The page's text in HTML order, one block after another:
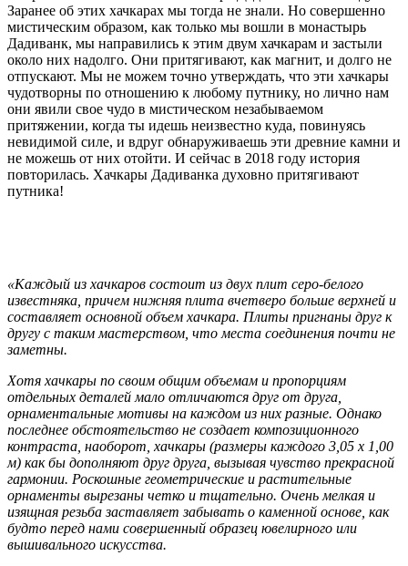
Заранее об этих хачкарах мы тогда не знали. Но совершенно
мистическим образом, как только мы вошли в монастырь
Дадиванк, мы направились к этим двум хачкарам и застыли
около них надолго. Они притягивают, как магнит, и долго не
отпускают. Мы не можем точно утверждать, что эти хачкары
чудотворны по отношению к любому путнику, но лично нам
они явили свое чудо в мистическом незабываемом
притяжении, когда ты идешь неизвестно куда, повинуясь
невидимой силе, и вдруг обнаруживаешь эти древние камни и
не можешь от них отойти. И сейчас в 2018 году история
повторилась. Хачкары Дадиванка духовно притягивают
путника!
«Каждый из хачкаров состоит из двух плит серо-белого
известняка, причем нижняя плита вчетверо больше верхней и
составляет основной объем хачкара. Плиты пригнаны друг к
другу с таким мастерством, что места соединения почти не
заметны.
Хотя хачкары по своим общим объемам и пропорциям
отдельных деталей мало отличаются друг от друга,
орнаментальные мотивы на каждом из них разные. Однако
последнее обстоятельство не создает композиционного
контраста, наоборот, хачкары (размеры каждого 3,05 х 1,00
м) как бы дополняют друг друга, вызывая чувство прекрасной
гармонии. Роскошные геометрические и растительные
орнаменты вырезаны четко и тщательно. Очень мелкая и
изящная резьба заставляет забывать о каменной основе, как
будто перед нами совершенный образец ювелирного или
вышивального искусства.